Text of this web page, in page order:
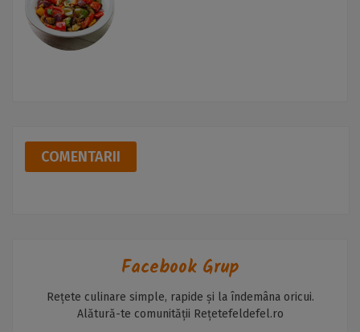
COMENTARII
Facebook Grup
Rețete culinare simple, rapide și la îndemâna oricui.
Alătură-te comunității Rețetefeldefel.ro